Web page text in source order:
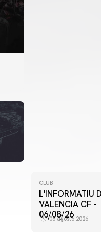
CLUB
L'INFORMATIU DEL
VALENCIA CF -
06/08/26
06 agosto 2026